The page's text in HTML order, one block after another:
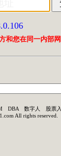
和您在同一内部网
DBA 数字人
股票
All rights reserved.